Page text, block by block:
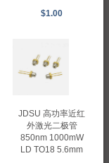
$1.00
JDSU 高功率近红
外激光二极管
850nm 1000mW
LD TO18 5.6mm